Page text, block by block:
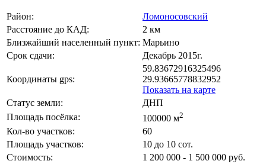
Район:
Ломоносовский
Расстояние до КАД:
2 км
Близжайший населенный пункт: Марьино
Срок сдачи:
Декабрь 2015г.
Координаты gps:
59.83672916325496
29.93665778832952
Показать на карте
Статус земли:
ДНП
Площадь посёлка:
100000 м2
Кол-во участков:
60
Площадь участков:
10 до 10 сот.
Стоимость:
1 200 000 - 1 500 000 руб.